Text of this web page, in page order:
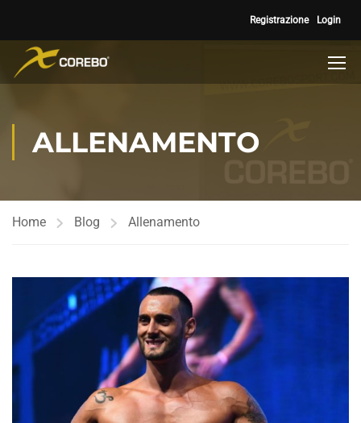
Registrazione Login
ALLENAMENTO
Home Blog Allenamento